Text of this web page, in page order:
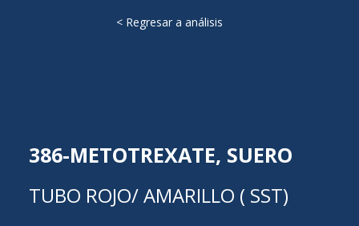
< Regresar a análisis
386-METOTREXATE, SUERO
TUBO ROJO/ AMARILLO ( SST)